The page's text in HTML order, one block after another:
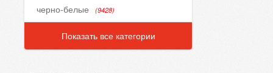
черно-белые (9428)
Показать все категории